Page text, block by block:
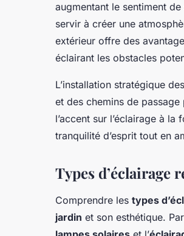
augmentant le sentiment
servir à créer une
extérieur offre des
éclairant les obstacles
L’installation stratégique
et des chemins de
l’accent sur l’éclairage à
tranquilité d’esprit tout en
Types d’éclairage
Comprendre les types
jardin et son esthétique.